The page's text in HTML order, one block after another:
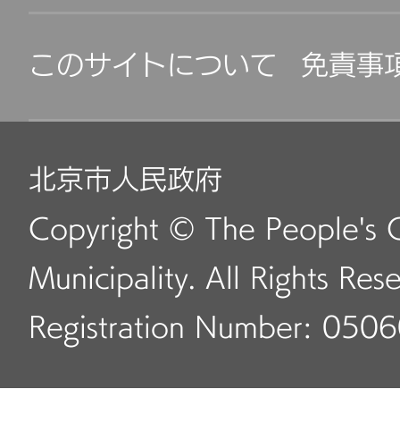
このサイトについて 免責事
北京市人民政府
Copyright © The People's
Municipality. All Rights
Registration Number: